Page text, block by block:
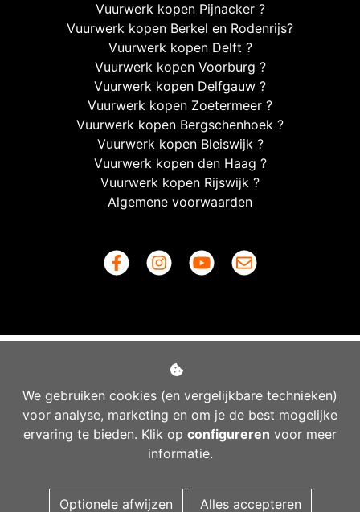
We gebruiken cookies (en vergelijkbare technieken)
voor analyse, marketing en om je de best mogelijke
ervaring te bieden. Klik op configureren voor meer
informatie.
Optionele afwijzen Alles accepteren
Vuurwerk kopen Pijnacker ?
Vuurwerk kopen Berkel en Rodenrijs?
Vuurwerk kopen Delft ?
Vuurwerk kopen Voorburg ?
Vuurwerk kopen Delfgauw ?
Vuurwerk kopen Zoetermeer ?
Vuurwerk kopen Bergschenhoek ?
Vuurwerk kopen Bleiswijk ?
Vuurwerk kopen den Haag ?
Vuurwerk kopen Rijswijk ?
Algemene voorwaarden
Managed hosting